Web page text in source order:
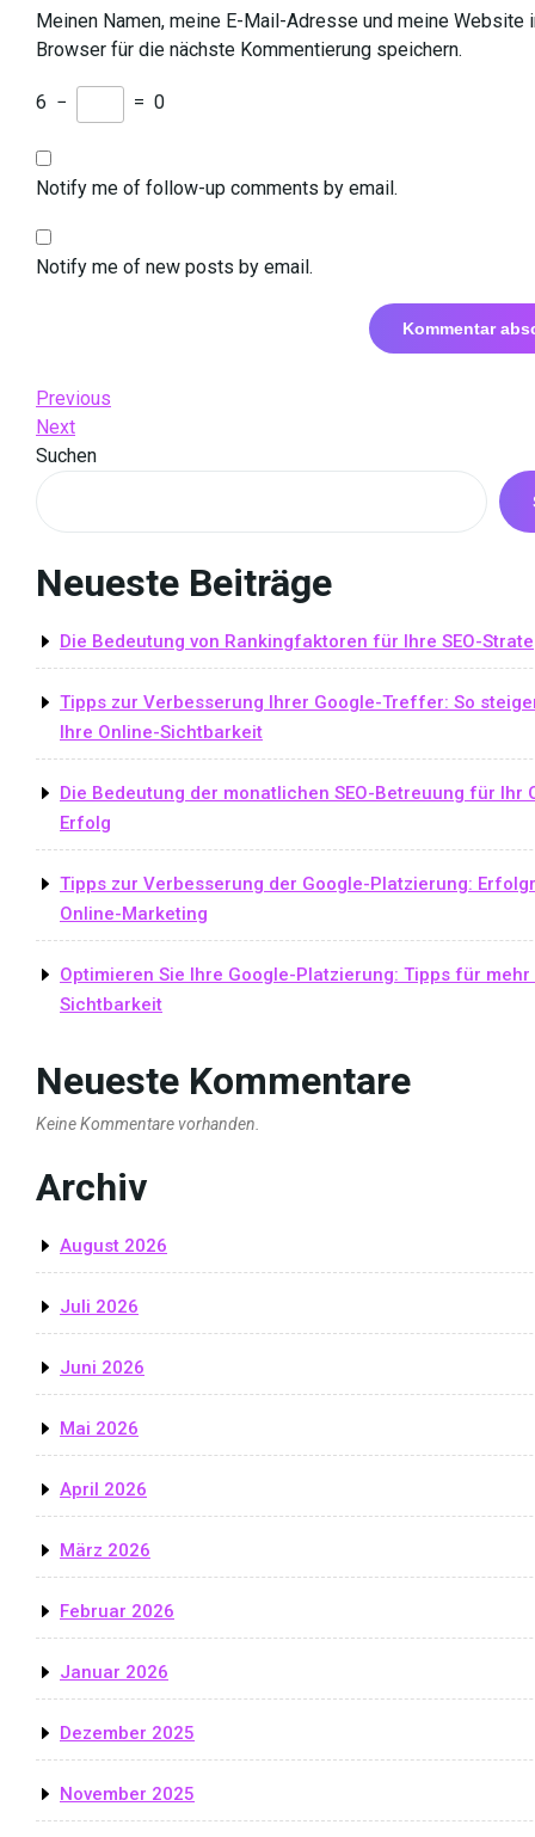
Meinen Namen, meine E-Mail-Adresse und meine Website
Browser für die nächste Kommentierung speichern.
6 − = 0
Notify me of follow-up comments by email.
Notify me of new posts by email.
Beitrags-
Navigation
Previous
Post
Previous
Next
Post
Next
Suchen
Neueste Beiträge
Die Bedeutung von Rankingfaktoren für Ihre SEO-
Tipps zur Verbesserung Ihrer Google-Treffer: So
Ihre Online-Sichtbarkeit
Die Bedeutung der monatlichen SEO-Betreuung für Ihr
Erfolg
Tipps zur Verbesserung der Google-Platzierung:
Online-Marketing
Optimieren Sie Ihre Google-Platzierung: Tipps für mehr
Sichtbarkeit
Neueste Kommentare
Keine Kommentare vorhanden.
Archiv
August 2026
Juli 2026
Juni 2026
Mai 2026
April 2026
März 2026
Februar 2026
Januar 2026
Dezember 2025
November 2025